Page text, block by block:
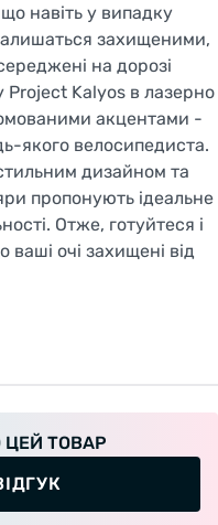
навіть у випадку
захищеними,
на дорозі
Kalyos в лазерно
акцентами -
якого велосипедиста.
дизайном та
пропонують ідеальне
Отже, готуйтеся і
очі захищені від
ТОВАР